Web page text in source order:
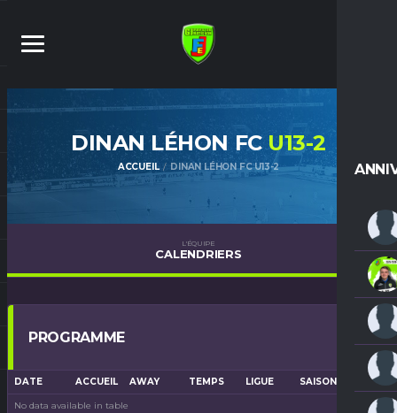
DINAN LÉHON FCU13-2
ACCUEIL DINAN LÉHON FC U13-2
L'ÉQUIPE
CALENDRIERS
PROGRAMME
DATE ACCUEIL AWAY TEMPS LIGUE SAISON LIEU
No data available in table